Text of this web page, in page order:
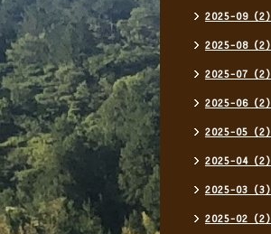
2025-09（2）
2025-08（2）
2025-07（2）
2025-06（2）
2025-05（2）
2025-04（2）
2025-03（3）
2025-02（2）